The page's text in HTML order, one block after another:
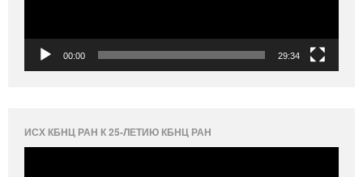
00:00 29:34
ИСХ КБНЦ РАН К 25-ЛЕТИЮ КБНЦ РАН